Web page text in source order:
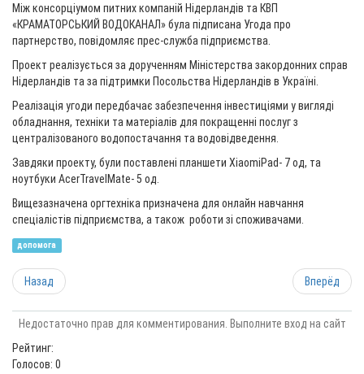
Між консорціумом питних компаній Нідерландів та КВП
«КРАМАТОРСЬКИЙ ВОДОКАНАЛ» була підписана Угода про
партнерство, повідомляє прес-служба підприємства.
Проект реалізується за дорученням Міністерства закордонних справ
Нідерландів та за підтримки Посольства Нідерландів в Україні.
Реалізація угоди передбачає забезпечення інвестиціями у вигляді
обладнання, техніки та матеріалів для покращенні послуг з
централізованого водопостачання та водовідведення.
Завдяки проекту, були поставлені планшети XiaomiPad- 7 од, та
ноутбуки AcerTravelMate- 5 од.
Вищезазначена оргтехніка призначена для онлайн навчання
спеціалістів підприємства, а також роботи зі споживачами.
допомога
Назад Вперёд
Недостаточно прав для комментирования. Выполните вход на сайт
Рейтинг:
Голосов: 0